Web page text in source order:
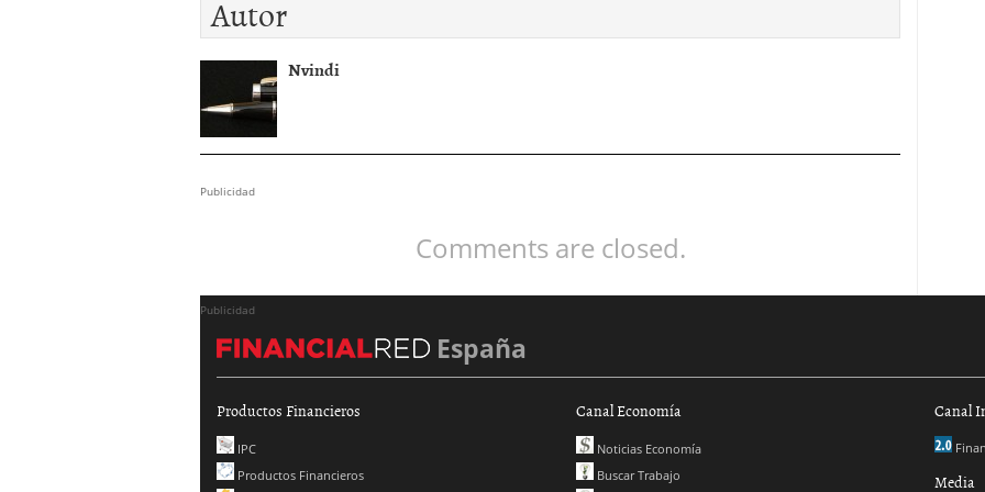
Autor
Nvindi
Publicidad
Comments are closed.
Publicidad
España
Productos Financieros
IPC
Productos Financieros
Canal Economía
Noticias Economía
Buscar Trabajo
Canal
Media